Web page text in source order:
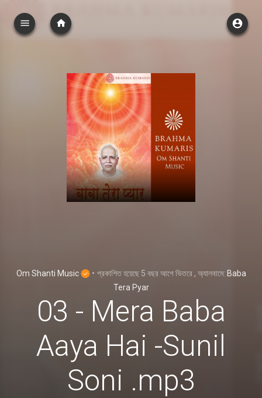
Om Shanti Music • প্রকাশিত হয়েছে 5 বছর আগেভিতরে , অ্যালবামে: Baba
Tera Pyar
03 - Mera Baba
Aaya Hai -Sunil
Soni .mp3